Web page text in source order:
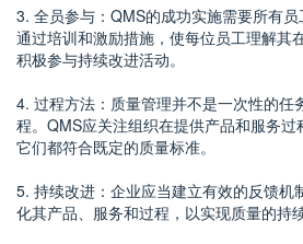
3. 全员参与：QMS的成功实施需要所有
通过培训和激励措施，使每位员工理解其
积极参与持续改进活动。
4. 过程方法：质量管理并不是一次性的任
程。QMS应关注组织在提供产品和服务
它们都符合既定的质量标准。
5. 持续改进：企业应当建立有效的反馈机
化其产品、服务和过程，以实现质量的持